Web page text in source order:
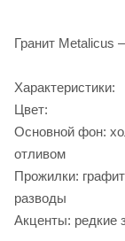
Гранит Metalicus
Характеристики:
Цвет:
Основной фон:
отливом
Прожилки:
разводы
Акценты: редкие